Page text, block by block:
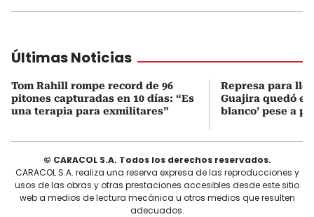
Últimas Noticias
Tom Rahill rompe record de 96
pitones capturadas en 10 días: “Es
una terapia para exmilitares”
Represa para
Guajira quedó en
blanco’ pese a
© CARACOL S.A. Todos los derechos reservados.
CARACOL S.A. realiza una reserva expresa de las reproducciones y
usos de las obras y otras prestaciones accesibles desde este sitio
web a medios de lectura mecánica u otros medios que resulten
adecuados.